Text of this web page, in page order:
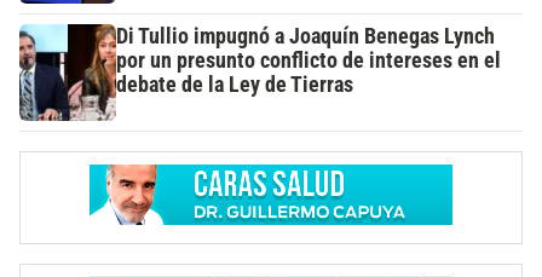
Di Tullio impugnó a Joaquín Benegas Lynch
por un presunto conflicto de intereses en el
debate de la Ley de Tierras